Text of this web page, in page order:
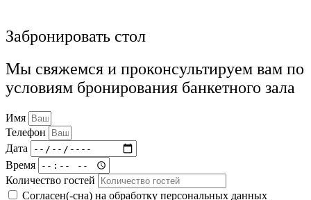
Забронировать стол
Мы свяжемся и проконсультируем вам по
условиям бронирования банкетного зала
Имя
Телефон
Дата
Время
Количество гостей
Согласен(-сна) на обработку персональных данных